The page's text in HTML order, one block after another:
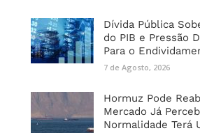
Dívida Pública
do PIB e Pressão
Para o
7 de Agosto, 2026
Hormuz Pode
Mercado Já
Normalidade Terá